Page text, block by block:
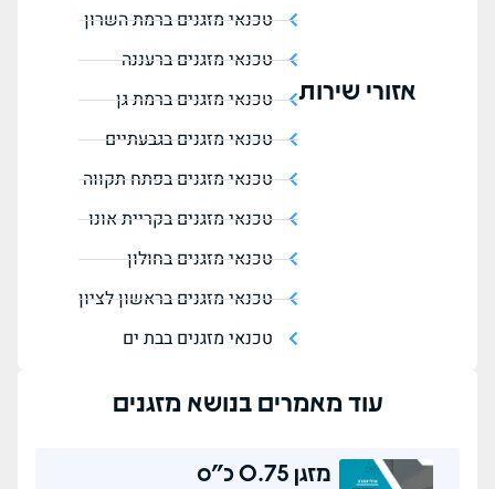
אזורי שירות
טכנאי מזגנים ברמת השרון
טכנאי מזגנים ברעננה
טכנאי מזגנים ברמת גן
טכנאי מזגנים בגבעתיים
טכנאי מזגנים בפתח תקווה
טכנאי מזגנים בקריית אונו
טכנאי מזגנים בחולון
טכנאי מזגנים בראשון לציון
טכנאי מזגנים בבת ים
עוד מאמרים בנושאמזגנים
מזגן 0.75 כ"ס